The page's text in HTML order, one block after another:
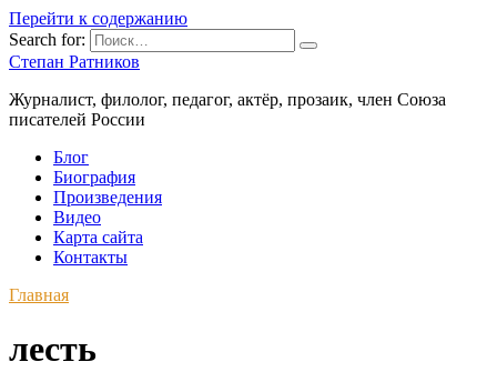
Перейти к содержанию
Search for:
Степан Ратников
Журналист, филолог, педагог, актёр, прозаик, член Союза
писателей России
Блог
Биография
Произведения
Видео
Карта сайта
Контакты
Главная
лесть